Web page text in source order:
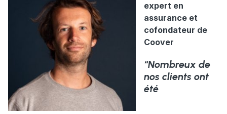
expert en
assurance et
cofondateur de
Coover
“Nombreux de
nos clients ont
été